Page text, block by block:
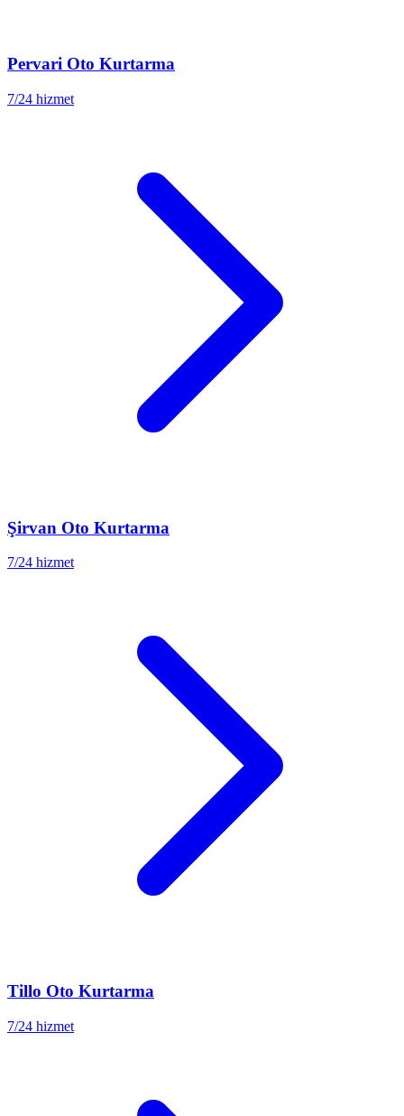
Pervari Oto Kurtarma
7/24 hizmet
Şirvan Oto Kurtarma
7/24 hizmet
Tillo Oto Kurtarma
7/24 hizmet